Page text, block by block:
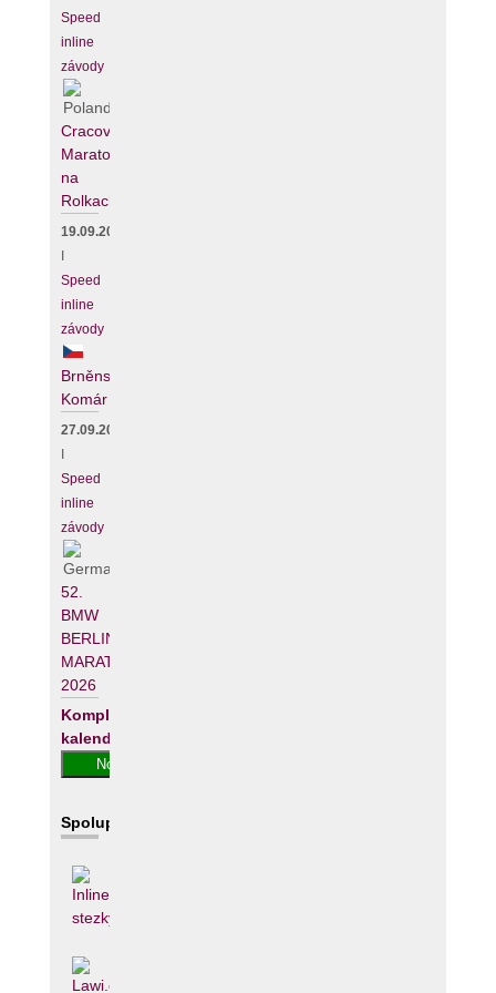
Speed
inline
závody
Cracovia
Maraton
na
Rolkach
19.09.2026
Speed
inline
závody
Brněnský
Komár
27.09.2026
Speed
inline
závody
52.
BMW
BERLIN-
MARATHON
2026
Kompletní
kalendář
Spolupracujeme